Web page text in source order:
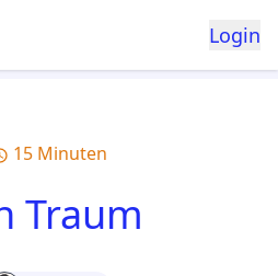
Login
15 Minuten
Traum